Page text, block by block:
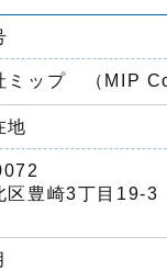
ミップ （MIP
地
区豊崎3丁目19-3